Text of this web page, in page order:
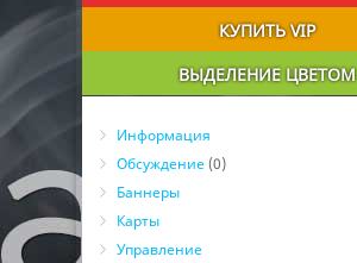
КУПИТЬ VIP
ВЫДЕЛЕНИЕ ЦВЕТОМ
Информация
Обсуждение (0)
Баннеры
Карты
Управление